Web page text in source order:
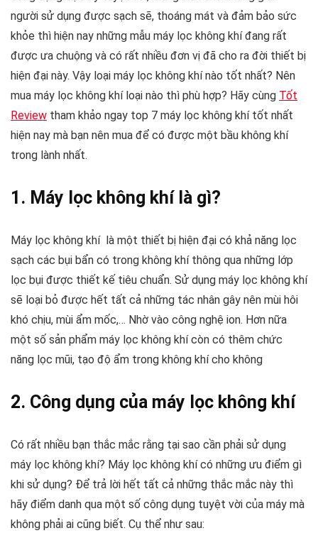
người sử dụng được sạch sẽ, thoáng mát và đảm bảo sức
khỏe thì hiện nay những mẫu máy lọc không khí đang rất
được ưa chuộng và có rất nhiều đơn vị đã cho ra đời thiết bị
hiện đại này. Vậy loại máy lọc không khí nào tốt nhất? Nên
mua máy lọc không khí loại nào thì phù hợp? Hãy cùng Tốt
Review tham khảo ngay top 7 máy lọc không khí tốt nhất
hiện nay mà bạn nên mua để có được một bầu không khí
trong lành nhất.
1. Máy lọc không khí là gì?
Máy lọc không khí là một thiết bị hiện đại có khả năng lọc
sạch các bụi bẩn có trong không khí thông qua những lớp
lọc bụi được thiết kế tiêu chuẩn. Sử dụng máy lọc không khí
sẽ loại bỏ được hết tất cả những tác nhân gây nên mùi hôi
khó chịu, mùi ẩm mốc,… Nhờ vào công nghệ ion. Hơn nữa
một số sản phẩm máy lọc không khí còn có thêm chức
năng lọc mũi, tạo độ ẩm trong không khí cho không
2. Công dụng của máy lọc không khí
Có rất nhiều bạn thắc mắc rằng tại sao cần phải sử dụng
máy lọc không khí? Máy lọc không khí có những ưu điểm gì
khi sử dụng? Để trả lời hết tất cả những thắc mắc này thì
hãy điểm danh qua một số công dụng tuyệt vời của máy mà
không phải ai cũng biết. Cụ thể như sau: